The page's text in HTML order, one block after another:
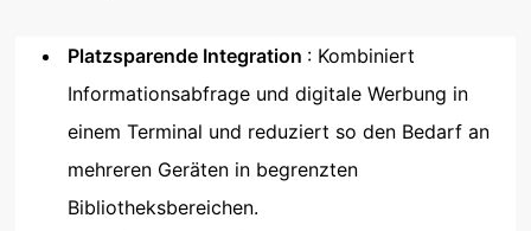
Platzsparende Integration : Kombiniert
Informationsabfrage und digitale Werbung in
einem Terminal und reduziert so den Bedarf an
mehreren Geräten in begrenzten
Bibliotheksbereichen.